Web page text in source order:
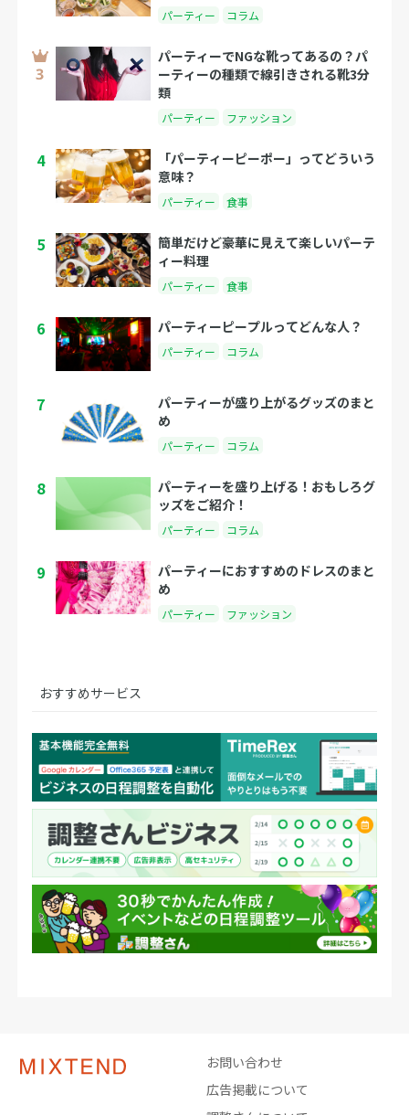
パーティー コラム
パーティーでNGな靴ってあるの？パ
ーティーの種類で線引きされる靴3分
類
パーティー ファッション
4
「パーティーピーポー」ってどういう
意味？
パーティー 食事
5
簡単だけど豪華に見えて楽しいパーテ
ィー料理
パーティー 食事
6 パーティーピープルってどんな人？
パーティー コラム
7
パーティーが盛り上がるグッズのまと
め
パーティー コラム
8
パーティーを盛り上げる！おもしろグ
ッズをご紹介！
パーティー コラム
9
パーティーにおすすめのドレスのまと
め
パーティー ファッション
おすすめサービス
お問い合わせ
広告掲載について